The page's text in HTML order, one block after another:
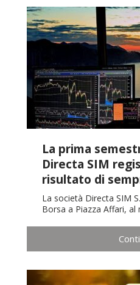
La prima
Directa SIM
risultato di
La società Directa SIM
Borsa a Piazza Affari,